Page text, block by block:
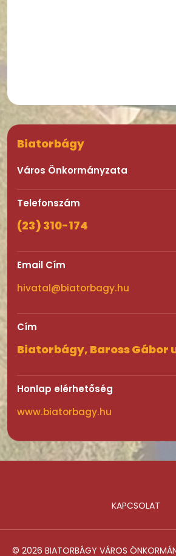
Biatorbágy
Város Önkormányzata
Telefonszám
(23) 310-174
Email Cím
hivatal@biatorbagy.hu
Cím
Biatorbágy, Baross Gábor
Honlap elérhetőség
www.biatorbagy.hu
KAPCSOLAT
© 2026 BIATORBÁGY VÁROS